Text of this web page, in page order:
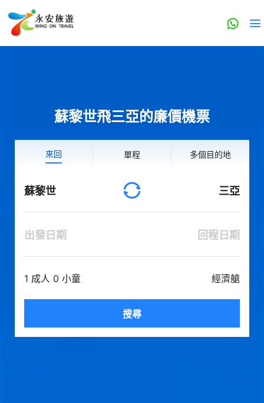
蘇黎世飛三亞的廉價機票
來回 單程 多個目的地
蘇黎世 三亞
出發日期 回程日期
1 成人 0 小童 經濟艙
搜尋